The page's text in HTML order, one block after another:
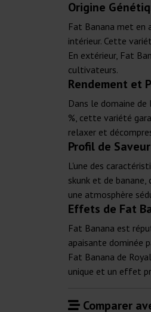
Origine
Fat Banana met en
intérieur. Cette
En extérieur, Fat
cultivateurs.
Rendement et
Dans le domaine
%, cette variété
relaxer et
Profil de
L'une des
skunk et de
une atmosphère
Effets de Fat
Fat Banana est
apaisante dominée
Fat Banana de
unique et un effet
Comparer